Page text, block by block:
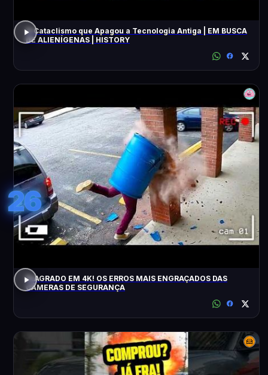
O Cataclismo que Apagou a Tecnologia Antiga | EM BUSCA
DE ALIENÍGENAS | HISTORY
26
FLAGRADO EM 4K! OS ERROS MAIS ENGRAÇADOS DAS
CÂMERAS DE SEGURANÇA